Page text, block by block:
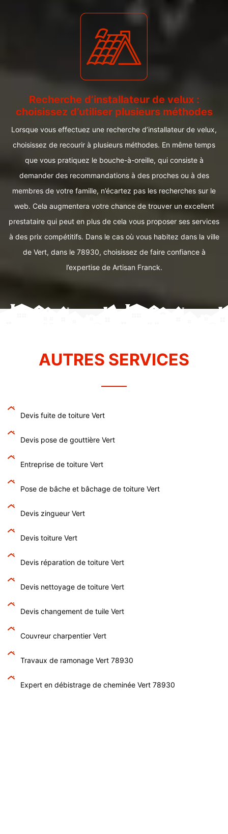
Recherche d’installateur de velux :
choisissez d’utiliser plusieurs méthodes
Lorsque vous effectuez une recherche d’installateur de velux,
choisissez de recourir à plusieurs méthodes. En même temps
que vous pratiquez le bouche-à-oreille, qui consiste à
demander des recommandations à des proches ou à des
membres de votre famille, n’écartez pas les recherches sur le
web. Cela augmentera votre chance de trouver un excellent
prestataire qui peut en plus de cela vous proposer ses services
à des prix compétitifs. Dans le cas où vous habitez dans la ville
de Vert, dans le 78930, choisissez de faire confiance à
l’expertise de Artisan Franck.
AUTRES SERVICES
Devis fuite de toiture Vert
Devis pose de gouttière Vert
Entreprise de toiture Vert
Pose de bâche et bâchage de toiture Vert
Devis zingueur Vert
Devis toiture Vert
Devis réparation de toiture Vert
Devis nettoyage de toiture Vert
Devis changement de tuile Vert
Couvreur charpentier Vert
Travaux de ramonage Vert 78930
Expert en débistrage de cheminée Vert 78930